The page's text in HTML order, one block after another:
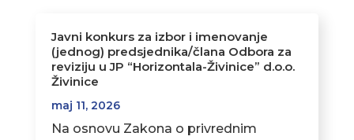
Javni konkurs za izbor i imenovanje
(jednog) predsjednika/člana Odbora za
reviziju u JP “Horizontala-Živinice” d.o.o.
Živinice
maj 11, 2026
Na osnovu Zakona o privrednim